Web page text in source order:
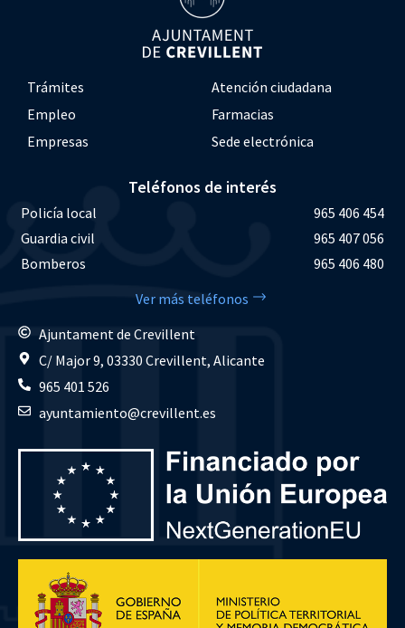
Trámites
Atención ciudadana
Empleo
Farmacias
Empresas
Sede electrónica
Teléfonos de interés
Policía local
965 406 454
Guardia civil
965 407 056
Bomberos
965 406 480
Ver más teléfonos
Ajuntament de Crevillent
C/ Major 9, 03330 Crevillent, Alicante
965 401 526
ayuntamiento@crevillent.es